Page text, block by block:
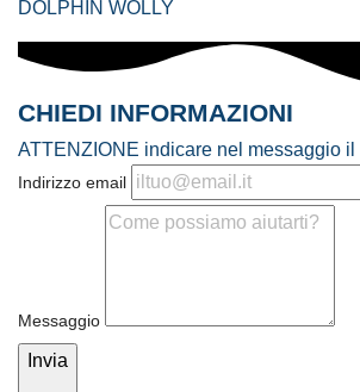
DOLPHIN WOLLY
CHIEDI INFORMAZIONI
ATTENZIONE indicare nel messaggio
Indirizzo email
Messaggio
Invia